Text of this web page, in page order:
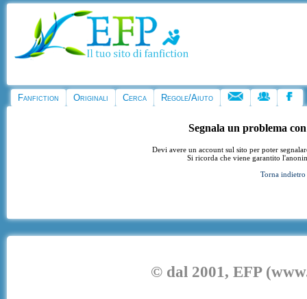
Fanfiction Originali Cerca Regole/Aiuto
Segnala un problema
Devi avere un account sul sito per poter
Si ricorda che viene garantito
Torna indietro
© dal 2001, EFP